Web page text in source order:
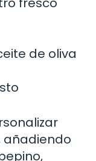
de oliva
añadiendo